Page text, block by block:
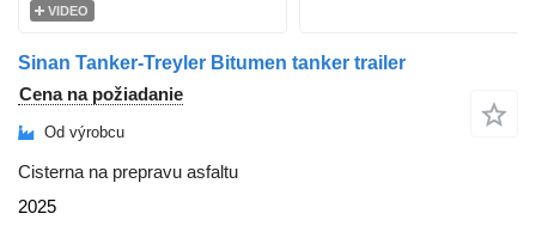
VIDEO
Sinan Tanker-Treyler Bitumen tanker trailer
Cena na požiadanie
Od výrobcu
Cisterna na prepravu asfaltu
2025